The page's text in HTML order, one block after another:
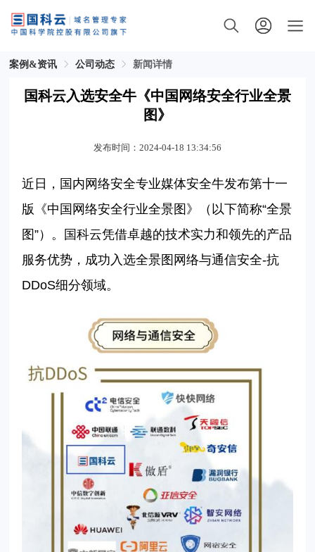
案例&资讯 公司动态 新闻详情
国科云入选安全牛《中国网络安全行业全景
图》
发布时间：2024-04-18 13:34:56
近日，国内网络安全专业媒体安全牛发布第十一
版《中国网络安全行业全景图》（以下简称“全景
图”）。国科云凭借卓越的技术实力和领先的产品
服务优势，成功入选全景图网络与通信安全-抗
DDoS细分领域。